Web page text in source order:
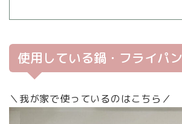
使用している鍋・フライパン
＼我が家で使っているのはこちら／